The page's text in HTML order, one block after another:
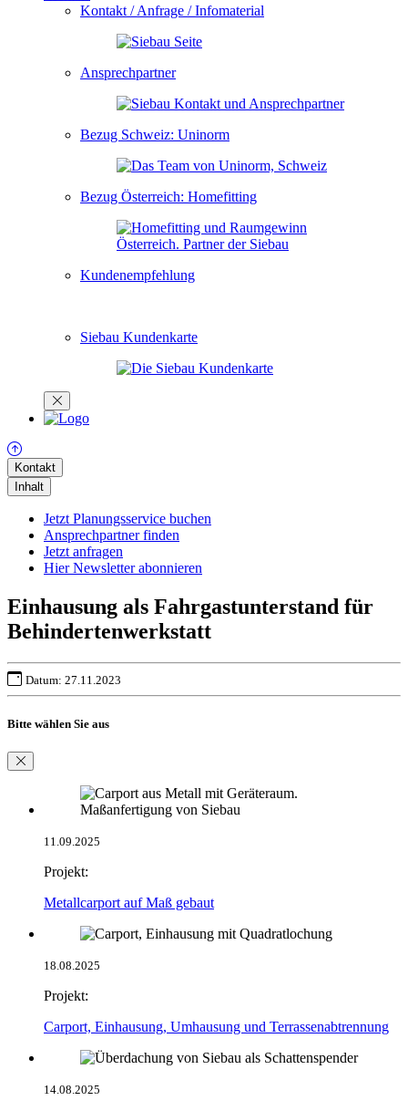
Kontakt / Anfrage / Infomaterial
Ansprechpartner
Bezug Schweiz: Uninorm
Bezug Österreich: Homefitting
Kundenempfehlung
Siebau Kundenkarte
Kontakt
Inhalt
Jetzt Planungsservice buchen
Ansprechpartner finden
Jetzt anfragen
Hier Newsletter abonnieren
Einhausung als Fahrgastunterstand für
Behindertenwerkstatt
Datum: 27.11.2023
Bitte wählen Sie aus
11.09.2025
Projekt:
Metallcarport auf Maß gebaut
18.08.2025
Projekt:
Carport, Einhausung, Umhausung und Terrassenabtrennung
14.08.2025